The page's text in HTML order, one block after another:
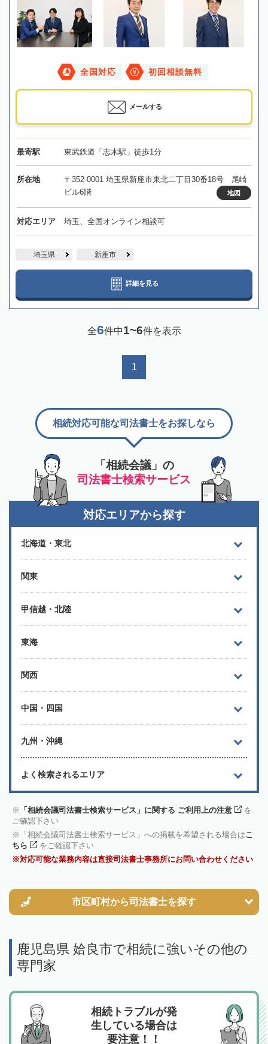
全国対応 初回相談無料
メールする
最寄駅 東武鉄道「志木駅」徒歩1分
所在地
〒352-0001 埼玉県新座市東北二丁目30番18号 尾崎
ビル6階
地図
対応エリア 埼玉、全国オンライン相談可
埼玉県 新座市
詳細を見る
全6件中1~6件を表示
1
「相続会議」の
司法書士検索サービス
相続対応可能な司法書士をお探しなら
対応エリアから探す
北海道・東北
関東
甲信越・北陸
東海
関西
中国・四国
九州・沖縄
よく検索されるエリア
「相続会議司法書士検索サービス」に関する ご利用上の注意
を
ご確認下さい
「相続会議司法書士検索サービス」への掲載を希望される場合はこ
ちら
をご確認下さい
対応可能な業務内容は直接司法書士事務所にお問い合わせください
市区町村から司法書士を探す
鹿児島県 姶良市で相続に強いその他の
専門家
相続トラブルが発
生している場合は
要注意！！